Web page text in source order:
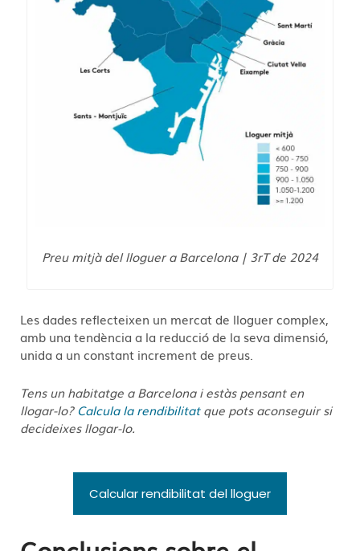
Preu mitjà del lloguer a Barcelona | 3rT de 2024
Les dades reflecteixen un mercat de lloguer complex,
amb una tendència a la reducció de la seva dimensió,
unida a un constant increment de preus.
Tens un habitatge a Barcelona i estàs pensant en
llogar-lo?Calcula la rendibilitatque pots aconseguir si
decideixes llogar-lo.
Calcular rendibilitat del lloguer